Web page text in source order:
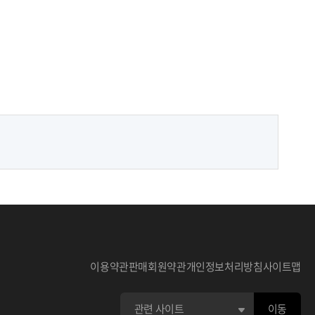
이용약관판매회원약관개인정보처리방침사이트맵
이동